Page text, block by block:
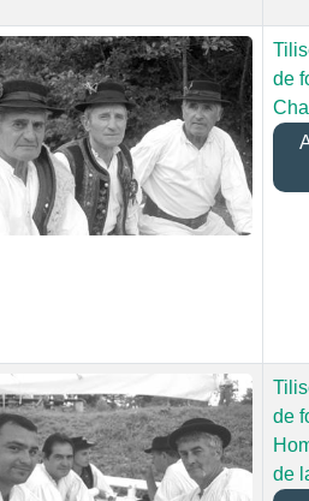
de
de
de